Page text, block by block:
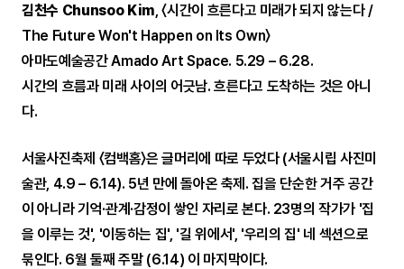
김천수 Chunsoo Kim , 〈시간이 흐른다고 미래가 되지 않는다 /
The Future Won't Happen on Its Own〉
아마도예술공간 Amado Art Space. 5.29 – 6.28.
시간의 흐름과 미래 사이의 어긋남. 흐른다고 도착하는 것은 아니
다.
서울사진축제 〈컴백홈〉은 글머리에 따로 두었다 (서울시립 사진미
술관, 4.9 – 6.14). 5년 만에 돌아온 축제. 집을 단순한 거주 공간
이 아니라 기억·관계·감정이 쌓인 자리로 본다. 23명의 작가가 '집
을 이루는 것', '이동하는 집', '길 위에서', '우리의 집' 네 섹션으로
묶인다. 6월 둘째 주말 (6.14) 이 마지막이다.